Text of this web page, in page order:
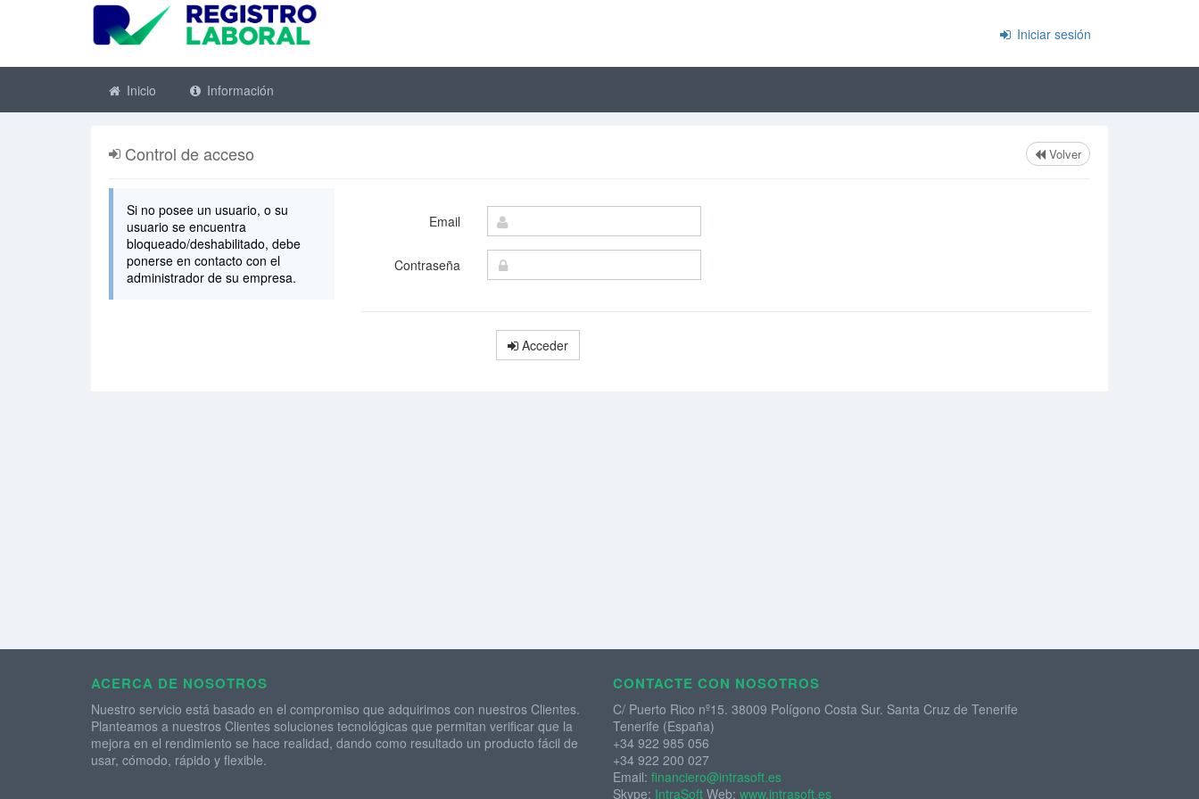
Iniciar sesión
Inicio Información
Control de acceso Volver
Si no posee un usuario, o su
usuario se encuentra
bloqueado/deshabilitado, debe
ponerse en contacto con el
administrador de su empresa.
Email
Contraseña
Acceder
ACERCA DE NOSOTROS
Nuestro servicio está basado en el compromiso que adquirimos con nuestros Clientes.
Planteamos a nuestros Clientes soluciones tecnológicas que permitan verificar que la
mejora en el rendimiento se hace realidad, dando como resultado un producto fácil de
usar, cómodo, rápido y flexible.
CONTACTE CON NOSOTROS
C/ Puerto Rico nº15. 38009 Polígono Costa Sur. Santa Cruz de Tenerife
Tenerife (España)
+34 922 985 056
+34 922 200 027
Email: financiero@intrasoft.es
Skype: IntraSoft Web: www.intrasoft.es